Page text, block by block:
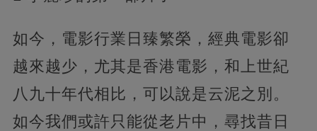
如今，電影行業日臻繁榮，經典電影卻
越來越少，尤其是香港電影，和上世紀
八九十年代相比，可以說是云泥之別。
如今我們或許只能從老片中，尋找昔日